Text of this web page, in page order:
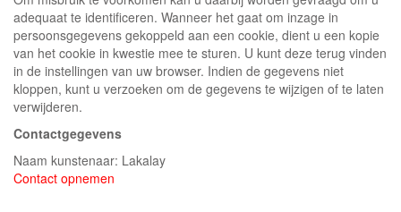
adequaat te identificeren. Wanneer het gaat om inzage in
persoonsgegevens gekoppeld aan een cookie, dient u een kopie
van het cookie in kwestie mee te sturen. U kunt deze terug vinden
in de instellingen van uw browser. Indien de gegevens niet
kloppen, kunt u verzoeken om de gegevens te wijzigen of te laten
verwijderen.
Contactgegevens
Naam kunstenaar: Lakalay
Contact opnemen